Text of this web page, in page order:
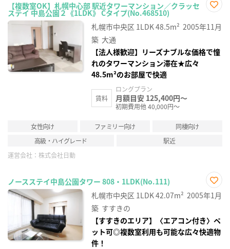
【複数室OK】札幌中心部 駅近タワーマンション／クラッセ
ステイ 中島公園２《1LDK》 Cタイプ(No.468510)
に入
り登
札幌市中央区 1LDK48.5m² 2005年11月
築 大通
【法人様歓迎】リーズナブルな価格で憧
れのタワーマンション滞在★広々
48.5m²のお部屋で快適
賃料
ロングプラン
月額目安 125,400円～
初期費用他 40,000円～
女性向け ファミリー向け
同棲向け
高級・ハイグレード
駅近
運営会社： 株式会社日動
ノースステイ中島公園タワー 808・1LDK(No.111)
お気
に入
札幌市中央区 1LDK42.07m² 2005年1月
築 すすきの
【すすきのエリア】〈エアコン付き〉ペ
ット可◎複数室利用も可能な広々快適物
件！